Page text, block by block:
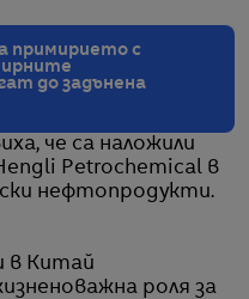
примирието с
до задънена
че са наложили
Petrochemical в
нефтопродукти.
в Китай
роля за